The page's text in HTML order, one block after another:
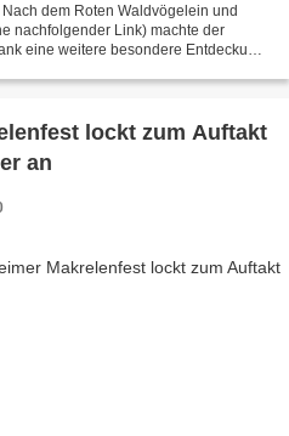
dem Roten Waldvögelein und
nachfolgender Link) machte der
eine weitere besondere Entdeckung
lockt zum Auftakt
an